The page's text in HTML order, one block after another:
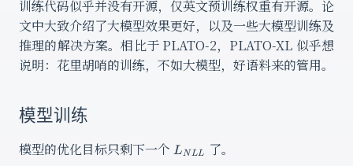
训练代码似乎并没有开源，仅英文预训练权重有开源。论
文中大致介绍了大模型效果更好，以及一些大模型训练及
推理的解决方案。相比于 PLATO-2，PLATO-XL 似乎想
说明：花里胡哨的训练，不如大模型，好语料来的管用。
模型训练
模型的优化目标只剩下一个 L_{NLL}
LN LL 了。